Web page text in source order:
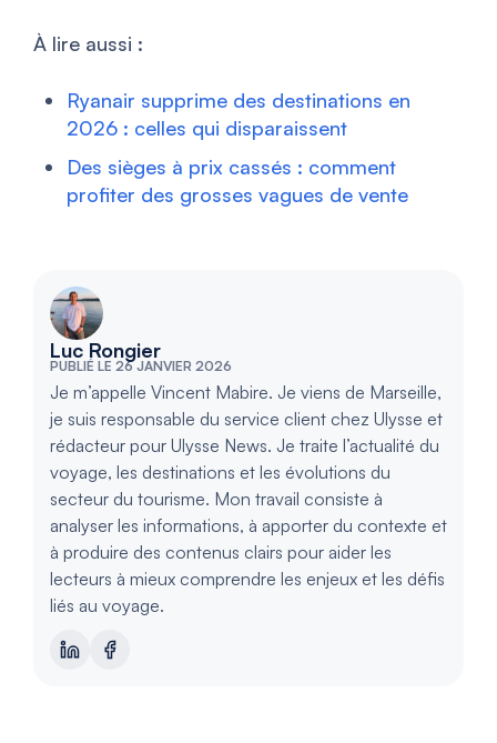
À lire aussi :
Ryanair supprime des destinations en
2026 : celles qui disparaissent
Des sièges à prix cassés : comment
profiter des grosses vagues de vente
Luc Rongier
PUBLIÉ LE 26 JANVIER 2026
Je m’appelle Vincent Mabire. Je viens de Marseille,
je suis responsable du service client chez Ulysse et
rédacteur pour Ulysse News. Je traite l’actualité du
voyage, les destinations et les évolutions du
secteur du tourisme. Mon travail consiste à
analyser les informations, à apporter du contexte et
à produire des contenus clairs pour aider les
lecteurs à mieux comprendre les enjeux et les défis
liés au voyage.